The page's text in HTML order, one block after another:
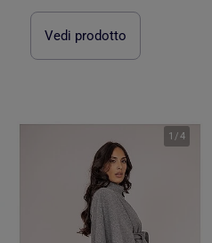
Vedi prodotto
1 /4